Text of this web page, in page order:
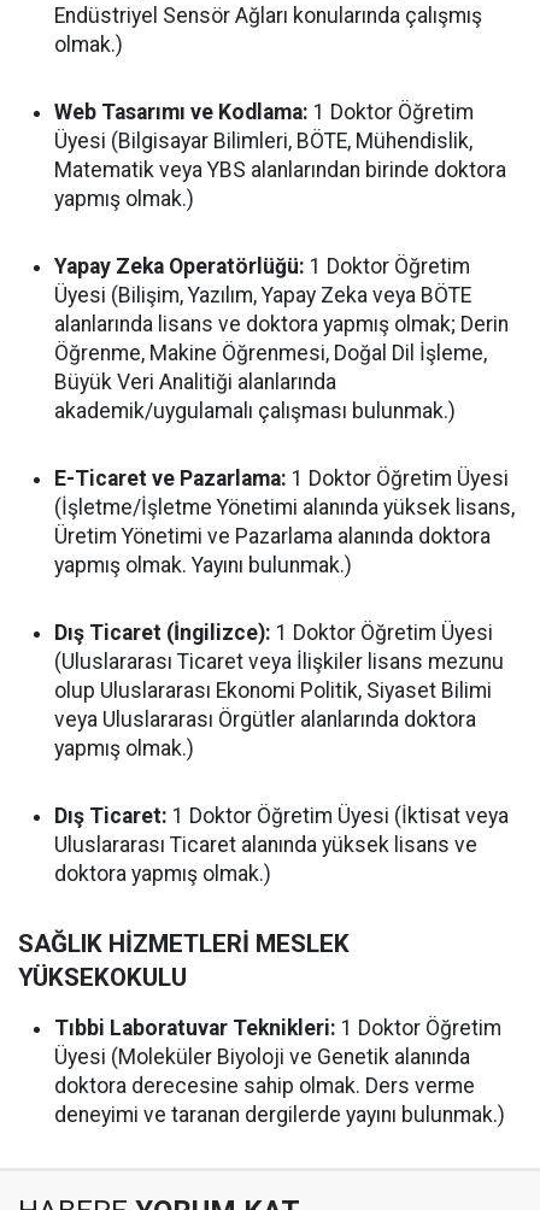
Endüstriyel Sensör Ağları konularında çalışmış
olmak.)
Web Tasarımı ve Kodlama: 1 Doktor Öğretim
Üyesi (Bilgisayar Bilimleri, BÖTE, Mühendislik,
Matematik veya YBS alanlarından birinde doktora
yapmış olmak.)
Yapay Zeka Operatörlüğü: 1 Doktor Öğretim
Üyesi (Bilişim, Yazılım, Yapay Zeka veya BÖTE
alanlarında lisans ve doktora yapmış olmak; Derin
Öğrenme, Makine Öğrenmesi, Doğal Dil İşleme,
Büyük Veri Analitiği alanlarında
akademik/uygulamalı çalışması bulunmak.)
E-Ticaret ve Pazarlama: 1 Doktor Öğretim Üyesi
(İşletme/İşletme Yönetimi alanında yüksek lisans,
Üretim Yönetimi ve Pazarlama alanında doktora
yapmış olmak. Yayını bulunmak.)
Dış Ticaret (İngilizce): 1 Doktor Öğretim Üyesi
(Uluslararası Ticaret veya İlişkiler lisans mezunu
olup Uluslararası Ekonomi Politik, Siyaset Bilimi
veya Uluslararası Örgütler alanlarında doktora
yapmış olmak.)
Dış Ticaret: 1 Doktor Öğretim Üyesi (İktisat veya
Uluslararası Ticaret alanında yüksek lisans ve
doktora yapmış olmak.)
SAĞLIK HİZMETLERİ MESLEK
YÜKSEKOKULU
Tıbbi Laboratuvar Teknikleri: 1 Doktor Öğretim
Üyesi (Moleküler Biyoloji ve Genetik alanında
doktora derecesine sahip olmak. Ders verme
deneyimi ve taranan dergilerde yayını bulunmak.)